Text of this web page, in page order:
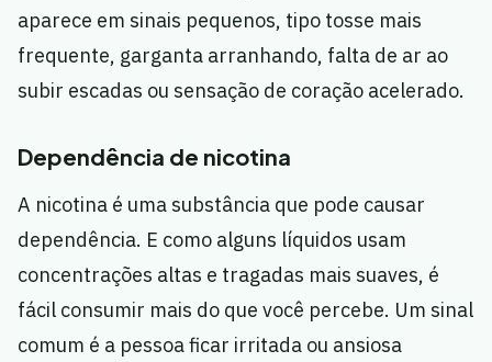
aparece em sinais pequenos, tipo tosse mais
frequente, garganta arranhando, falta de ar ao
subir escadas ou sensação de coração acelerado.
Dependência de nicotina
A nicotina é uma substância que pode causar
dependência. E como alguns líquidos usam
concentrações altas e tragadas mais suaves, é
fácil consumir mais do que você percebe. Um sinal
comum é a pessoa ficar irritada ou ansiosa